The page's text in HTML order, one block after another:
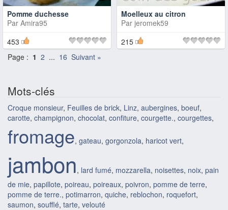
Pomme duchesse
Par Amira95
453
Moelleux au citron
Par jeromek59
215
Page : 1 2 ... 16 Suivant »
Mots-clés
Croque monsieur, Feuilles de brick, Linz, aubergines, boeuf,
carotte, champignon, chocolat, confiture, courgette., courgettes,
fromage, gateau, gorgonzola, haricot vert,
jambon, lard fumé, mozzarella, noisettes, noix, pain
de mie, papillote, poireau, poireaux, poivron, pomme de terre,
pomme de terre., potimarron, quiche, reblochon, roquefort,
saumon, soufflé, tarte, velouté